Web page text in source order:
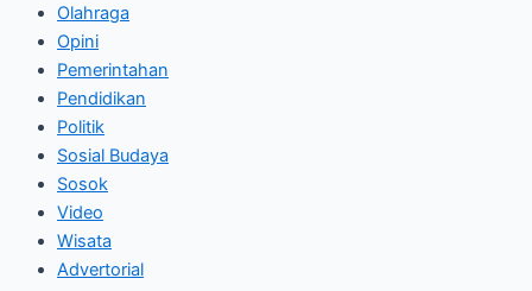
Olahraga
Opini
Pemerintahan
Pendidikan
Politik
Sosial Budaya
Sosok
Video
Wisata
Advertorial